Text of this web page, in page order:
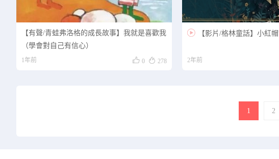
【有聲/青蛙弗洛格的成長故事】我就是喜歡我
（學會對自己有信心）
1年前  0  278
 【影片/格林童話】小紅帽
2年前
1 2